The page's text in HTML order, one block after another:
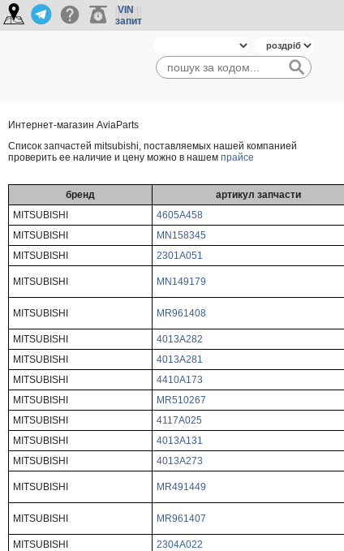
VIN
запит
Интернет-магазин AviaParts
Cписок запчастей mitsubishi, поставляемых нашей компанией
проверить ее наличие и цену можно в нашем прайсе
бренд артикул запчасти
MITSUBISHI
4605A458
MITSUBISHI
MN158345
MITSUBISHI
2301A051
MITSUBISHI MN149179
MITSUBISHI MR961408
MITSUBISHI
4013A282
MITSUBISHI
4013A281
MITSUBISHI
4410A173
MITSUBISHI
MR510267
MITSUBISHI
4117A025
MITSUBISHI
4013A131
MITSUBISHI
4013A273
MITSUBISHI MR491449
MITSUBISHI MR961407
MITSUBISHI
2304A022